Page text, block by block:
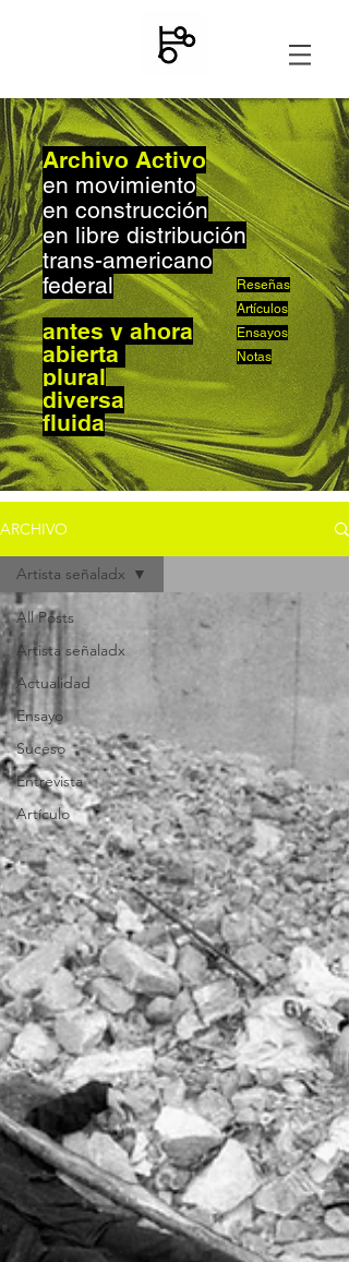
Archivo Activo
en movimiento
en construcción
en libre distribución
trans-americano
federal
Reseñas
Artículos
Ensayos
Notas
antes y ahora
abierta
plural
diversa
fluida
ARCHIVO
All Posts
Artista señaladx
Actualidad
Ensayo
Suceso
Entrevista
Artículo
Artista señaladx